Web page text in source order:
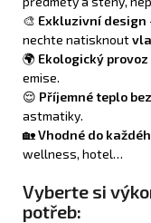
🎨 Exkluzivní design
nechte natisknout
🌍 Ekologický provoz
emise.
😌 Příjemné teplo
astmatiky.
🏡Vhodné do
wellness, hotel…
Vyberte si
potřeb: